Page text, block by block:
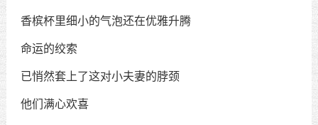
香槟杯里细小的气泡还在优雅升腾
命运的绞索
已悄然套上了这对小夫妻的脖颈
他们满心欢喜